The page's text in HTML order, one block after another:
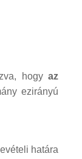
hogy az
ezirányú
határa